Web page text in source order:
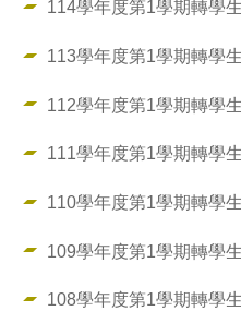
114學年度第1學期轉學
113學年度第1學期轉學
112學年度第1學期轉學
111學年度第1學期轉學
110學年度第1學期轉學
109學年度第1學期轉學
108學年度第1學期轉學